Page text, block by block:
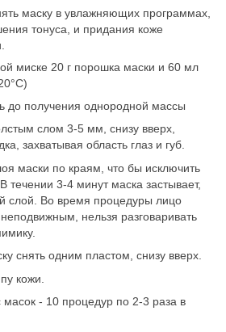
маску в увлажняющих программах,
тонуса, и придания коже
миске 20 г порошка маски и 60 мл
до получения однородной массы
слом 3-5 мм, снизу вверх,
захватывая область глаз и губ.
маски по краям, что бы исключить
течении 3-4 минут маска застывает,
слой. Во время процедуры лицо
нельзя разговаривать
снять одним пластом, снизу вверх.
кожи.
- 10 процедур по 2-3 раза в